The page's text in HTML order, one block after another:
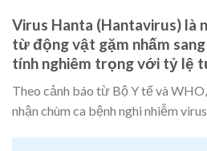
Virus Hanta (Hantavirus) là
từ động vật gặm nhấm
tính nghiêm trọng với tỷ lệ
Theo cảnh báo từ Bộ Y tế và
nhận chùm ca bệnh nghi nhiễm